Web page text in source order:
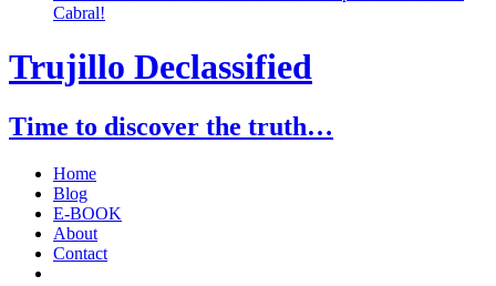
Cabral!
Trujillo Declassified
Time to discover the truth…
Home
Blog
E-BOOK
About
Contact